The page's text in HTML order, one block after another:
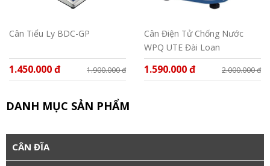
Cân Tiểu Ly BDC-GP
1.450.000 đ 1.900.000 đ
Cân Điện Tử Chống Nước
WPQ UTE Đài Loan
1.590.000 đ 2.000.000 đ
DANH MỤC SẢN PHẨM
CÂN ĐĨA